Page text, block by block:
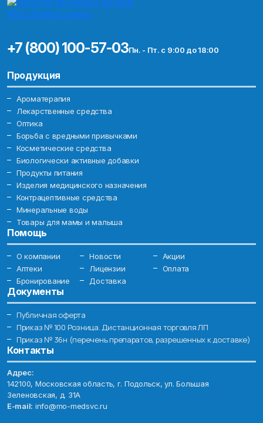
+7 (800) 100-57-03Пн. - Пт. с 9:00 до 18:00
Продукция
Ароматерапия
Лекарственные средства
Оптика
Борьба с вредными привычками
Косметические средства
Биологически активные добавки
Продукты питания
Изделия медицинского назначения
Контрацептивные средства
Минеральные воды
Товары для мамы и малыша
Помощь
О компании Новости
Акции
Аптеки
Лицензии
Оплата
Бронирование
Доставка
Документы
Публичная оферта
Приказ № 100 Розница. Дистанционная торговля ЛП
Приказ № 36н (перечень препаратов, разрешенных к доставке)
Контакты
Адрес:
142100, Московская область, г. Подольск, ул. Большая
Зеленовская, д. 31А
E-mail: info@mo-medsvc.ru